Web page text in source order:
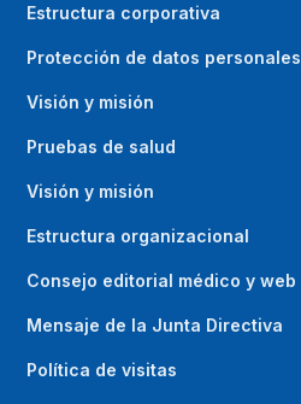
Estructura corporativa
Protección de datos personales
Visión y misión
Pruebas de salud
Visión y misión
Estructura organizacional
Consejo editorial médico y web
Mensaje de la Junta Directiva
Política de visitas